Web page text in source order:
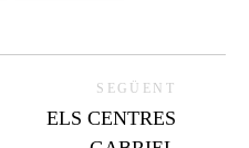
SEGÜENT
ELS CENTRES